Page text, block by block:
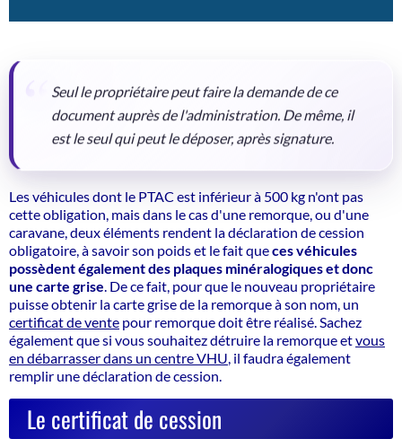
Seul le propriétaire peut faire la demande de ce
document auprès de l'administration. De même, il
est le seul qui peut le déposer, après signature.
Les véhicules dont le PTAC est inférieur à 500 kg n'ont pas
cette obligation, mais dans le cas d'une remorque, ou d'une
caravane, deux éléments rendent la déclaration de cession
obligatoire, à savoir son poids et le fait queces véhicules
possèdent également des plaques minéralogiques et donc
une carte grise . De ce fait, pour que le nouveau propriétaire
puisse obtenir la carte grise de la remorque à son nom, un
certificat de vente pour remorque doit être réalisé. Sachez
également que si vous souhaitez détruire la remorque etvous
en débarrasser dans un centre VHU , il faudra également
remplir une déclaration de cession.
Le certificat de cession